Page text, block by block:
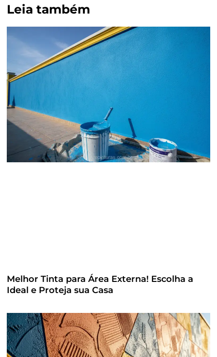
Leia também
Melhor Tinta para Área Externa! Escolha a
Ideal e Proteja sua Casa